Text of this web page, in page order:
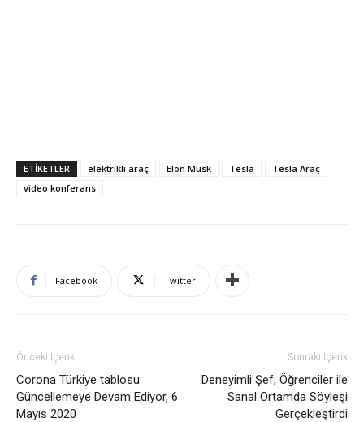
ETIKETLER elektrikli araç Elon Musk Tesla
Tesla Araç
video konferans
Facebook Twitter
Önceki İçerik
Corona Türkiye tablosu
Güncellemeye Devam Ediyor, 6
Mayıs 2020
Sonraki İçerik
Deneyimli Şef, Öğrenciler ile
Sanal Ortamda Söyleşi
Gerçekleştirdi